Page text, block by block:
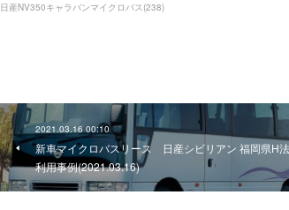
日産NV350キャラバンマイクロバス(238)
2021.03.16 00:10
新車マイクロバスリース 日産シビリアン 福岡県H
利用事例(2021.03.16)